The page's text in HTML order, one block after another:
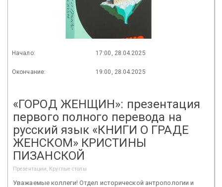
Начало: 17:00, 28.04.2025
Окончание: 19:00, 28.04.2025
«ГОРОД ЖЕНЩИН»: презентация
первого полного перевода на
русский язык «КНИГИ О ГРАДЕ
ЖЕНСКОМ» КРИСТИНЫ
ПИЗАНСКОЙ
Презентации, Круглые столы
Уважаемые коллеги! Отдел исторической антропологии и